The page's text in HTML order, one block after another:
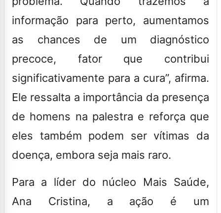
informação para perto, aumentamos
as chances de um diagnóstico
precoce, fator que contribui
significativamente para a cura”, afirma.
Ele ressalta a importância da presença
de homens na palestra e reforça que
eles também podem ser vítimas da
doença, embora seja mais raro.
Para a líder do núcleo Mais Saúde,
Ana Cristina, a ação é um